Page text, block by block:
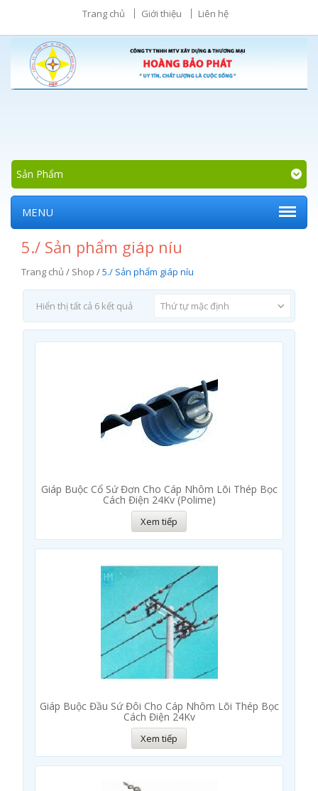
Trang chủ Giới thiệu Liên hệ
Sản Phẩm
MENU
5./ Sản phẩm giáp níu
Trang chủ / Shop /5./ Sản phẩm giáp níu
Hiển thị tất cả 6 kết quả Thứ tự mặc định
Giáp Buộc Cổ Sứ Đơn Cho Cáp Nhôm Lõi Thép Bọc
Cách Điện 24Kv (Polime)
Xem tiếp
Giáp Buộc Đầu Sứ Đôi Cho Cáp Nhôm Lõi Thép Bọc
Cách Điện 24Kv
Xem tiếp